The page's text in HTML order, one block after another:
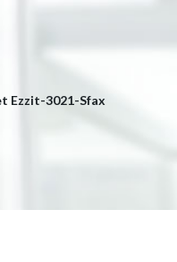
Ezzit-3021-Sfax